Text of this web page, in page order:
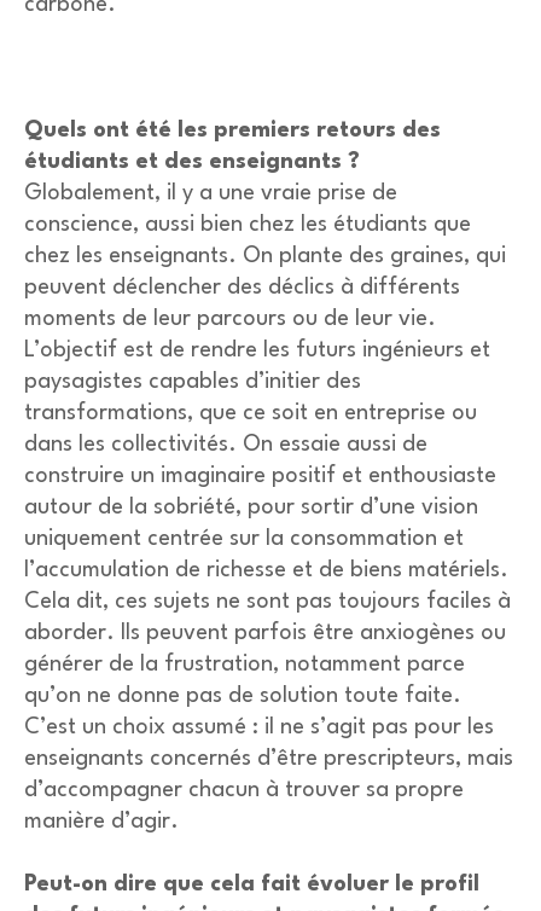
carbone.
Quels ont été les premiers retours des
étudiants et des enseignants ?
Globalement, il y a une vraie prise de
conscience, aussi bien chez les étudiants que
chez les enseignants. On plante des graines, qui
peuvent déclencher des déclics à différents
moments de leur parcours ou de leur vie.
L’objectif est de rendre les futurs ingénieurs et
paysagistes capables d’initier des
transformations, que ce soit en entreprise ou
dans les collectivités. On essaie aussi de
construire un imaginaire positif et enthousiaste
autour de la sobriété, pour sortir d’une vision
uniquement centrée sur la consommation et
l’accumulation de richesse et de biens matériels.
Cela dit, ces sujets ne sont pas toujours faciles à
aborder. Ils peuvent parfois être anxiogènes ou
générer de la frustration, notamment parce
qu’on ne donne pas de solution toute faite.
C’est un choix assumé : il ne s’agit pas pour les
enseignants concernés d’être prescripteurs, mais
d’accompagner chacun à trouver sa propre
manière d’agir.
Peut-on dire que cela fait évoluer le profil